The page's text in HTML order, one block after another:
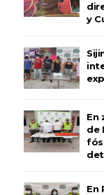
y
En
de
En